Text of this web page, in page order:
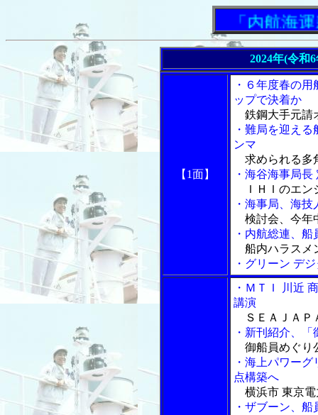
「内航海運新
2024年(令和
【1面】
・６年度春の
ップで決着か
鉄鋼大手元請
・難局を迎え
ンマ
求められる多
・海谷海事局
ＩＨＩのエン
・海事局、海
検討会、今年
・内航総連、
船内ハラスメ
・グリーン デ
・ＭＴＩ 川近
講演
ＳＥＡＪＡＰ
・新刊紹介、
御船員めぐり
・海上パワー
点構築へ
横浜市 東京電
・ザブーン、